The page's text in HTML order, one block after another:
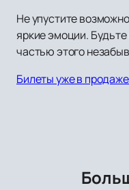
Не упустите
яркие эмоции.
частью этого
Билеты уже в